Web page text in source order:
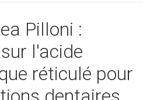
Pilloni :
l'acide
réticulé pour